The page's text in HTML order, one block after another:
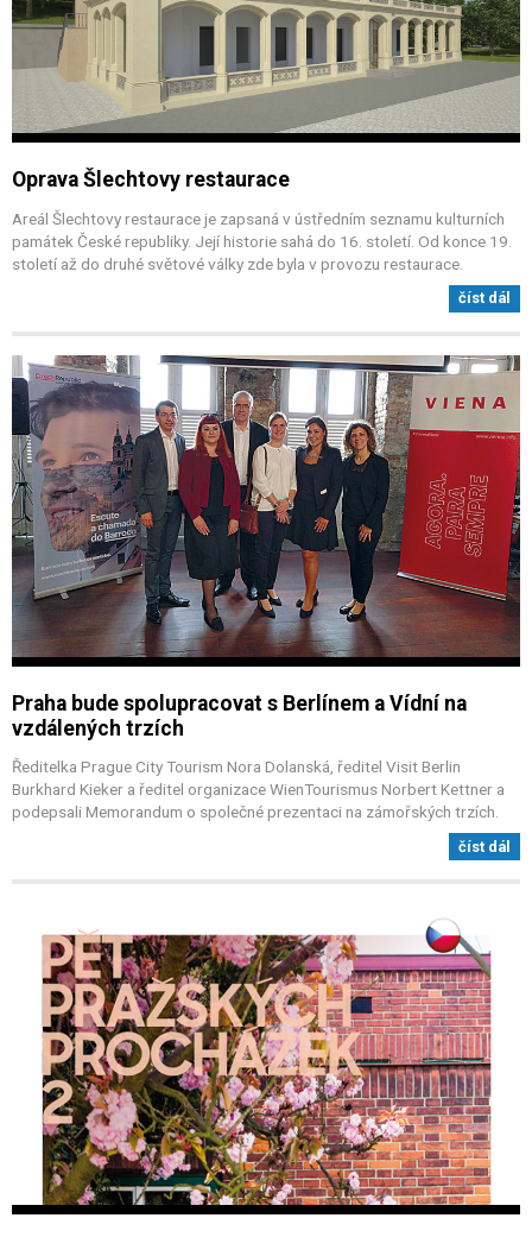
Oprava Šlechtovy restaurace
Areál Šlechtovy restaurace je zapsaná v ústředním seznamu kulturních
památek České republiky. Její historie sahá do 16. století. Od konce 19.
století až do druhé světové války zde byla v provozu restaurace.
číst dál
Praha bude spolupracovat s Berlínem a Vídní na
vzdálených trzích
Ředitelka Prague City Tourism Nora Dolanská, ředitel Visit Berlin
Burkhard Kieker a ředitel organizace WienTourismus Norbert Kettner a
podepsali Memorandum o společné prezentaci na zámořských trzích.
číst dál